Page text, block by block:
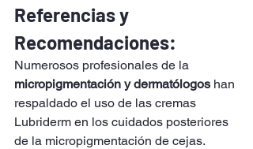
Referencias y
Recomendaciones:
Numerosos profesionales de la
micropigmentación y dermatólogos han
respaldado el uso de las cremas
Lubriderm en los cuidados posteriores
de la micropigmentación de cejas.